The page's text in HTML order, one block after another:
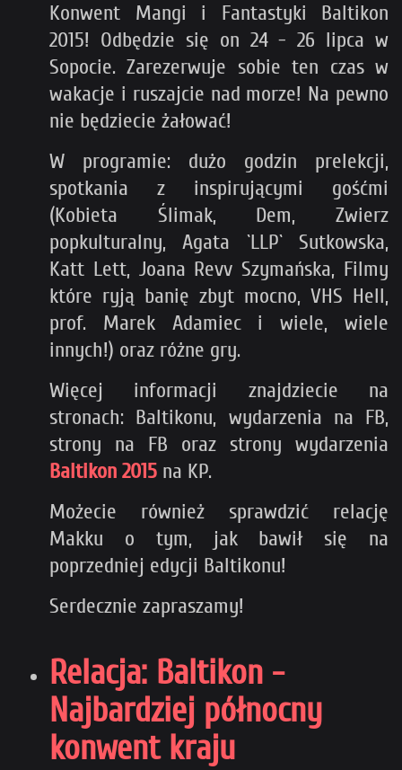
Konwent Mangi i Fantastyki Baltikon
2015! Odbędzie się on 24 - 26 lipca w
Sopocie. Zarezerwuje sobie ten czas w
wakacje i ruszajcie nad morze! Na pewno
nie będziecie żałować!
W programie: dużo godzin prelekcji,
spotkania z inspirującymi gośćmi
(Kobieta Ślimak, Dem, Zwierz
popkulturalny, Agata `LLP` Sutkowska,
Katt Lett, Joana Revv Szymańska, Filmy
które ryją banię zbyt mocno, VHS Hell,
prof. Marek Adamiec i wiele, wiele
innych!) oraz różne gry.
Więcej informacji znajdziecie na
stronach: Baltikonu, wydarzenia na FB,
strony na FB oraz strony wydarzenia
Baltikon 2015 na KP.
Możecie również sprawdzić relację
Makku o tym, jak bawił się na
poprzedniej edycji Baltikonu!
Serdecznie zapraszamy!
Relacja: Baltikon -
Najbardziej północny
konwent kraju